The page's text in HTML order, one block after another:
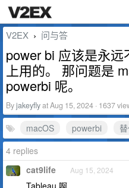
V2EX › 问与答
power bi 应该是永
上用的。 那问题是
powerbi 呢。
Byjakeyflyat Aug 15, 2024 · 1637
macOS powerbi
4 replies
cat9life Aug 15, 2024
Tableau 啊